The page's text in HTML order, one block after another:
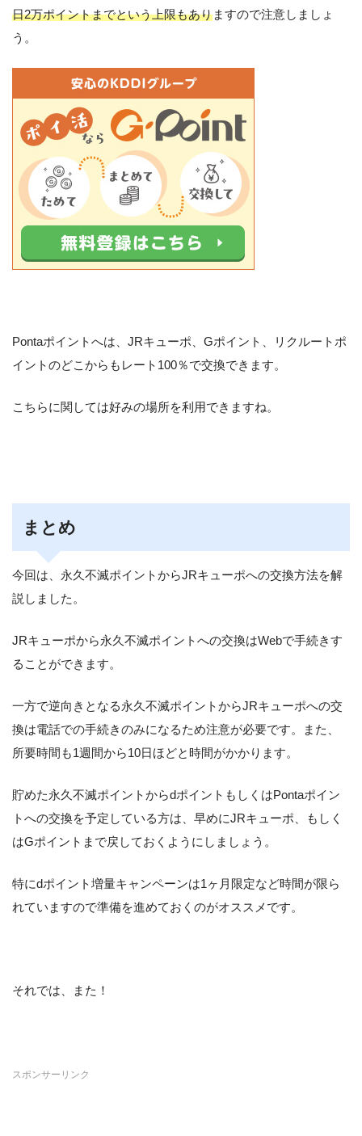
日2万ポイントまでという上限もありますので注意しましょ
う。
Pontaポイントへは、JRキューポ、Gポイント、リクルートポ
イントのどこからもレート100％で交換できます。
こちらに関しては好みの場所を利用できますね。
まとめ
今回は、永久不滅ポイントからJRキューポへの交換方法を解
説しました。
JRキューポから永久不滅ポイントへの交換はWebで手続きす
ることができます。
一方で逆向きとなる永久不滅ポイントからJRキューポへの交
換は電話での手続きのみになるため注意が必要です。また、
所要時間も1週間から10日ほどと時間がかかります。
貯めた永久不滅ポイントからdポイントもしくはPontaポイン
トへの交換を予定している方は、早めにJRキューポ、もしく
はGポイントまで戻しておくようにしましょう。
特にdポイント増量キャンペーンは1ヶ月限定など時間が限ら
れていますので準備を進めておくのがオススメです。
それでは、また！
スポンサーリンク